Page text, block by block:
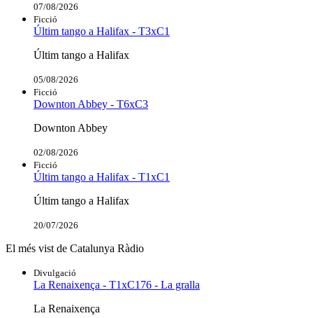
07/08/2026
Ficció
Últim tango a Halifax - T3xC1
Últim tango a Halifax
05/08/2026
Ficció
Downton Abbey - T6xC3
Downton Abbey
02/08/2026
Ficció
Últim tango a Halifax - T1xC1
Últim tango a Halifax
20/07/2026
El més vist de Catalunya Ràdio
Divulgació
La Renaixença - T1xC176 - La gralla
La Renaixença